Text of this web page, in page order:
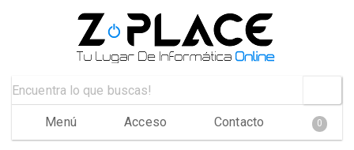
Menú Acceso Contacto 0